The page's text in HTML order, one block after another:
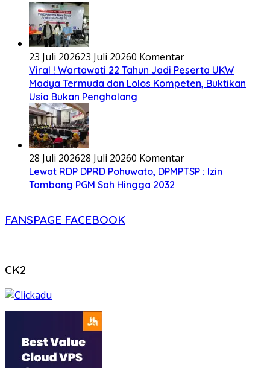
23 Juli 202623 Juli 20260 Komentar
Viral ! Wartawati 22 Tahun Jadi Peserta UKW
Madya Termuda dan Lolos Kompeten, Buktikan
Usia Bukan Penghalang
28 Juli 202628 Juli 20260 Komentar
Lewat RDP DPRD Pohuwato, DPMPTSP : Izin
Tambang PGM Sah Hingga 2032
FANSPAGE FACEBOOK
CK2